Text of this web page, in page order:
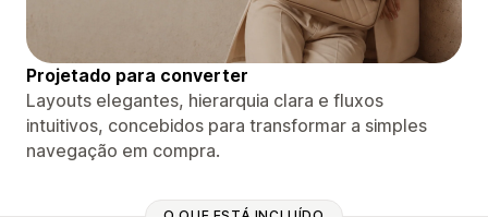
Projetado para converter
Layouts elegantes, hierarquia clara e fluxos
intuitivos, concebidos para transformar a simples
navegação em compra.